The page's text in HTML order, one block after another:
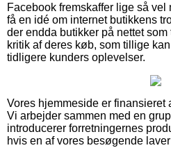
Facebook fremskaffer lige så
få en idé om internet butikkens
der endda butikker på nettet
kritik af deres køb, som tillige
tidligere kunders oplevelser.
Vores hjemmeside er finansieret
Vi arbejder sammen med en
introducerer forretningernes
hvis en af vores besøgende